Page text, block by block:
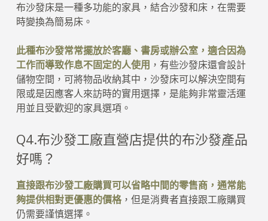
布沙發床是一種多功能的家具，結合沙發和床，在需要
時變換為簡易床。
此種布沙發常常擺放於客廳、書房或辦公室，適合因為
工作而導致作息不固定的人使用 ，有些沙發床還會設計
儲物空間，可將物品收納其中，沙發床可以解決空間有
限或是因應客人來訪時的實用選擇，是能夠非常靈活運
用並且受歡迎的家具選項。
Q4.布沙發工廠直營店提供的布沙發產品
好嗎？
直接跟布沙發工廠購買可以省略中間的零售商，通常能
夠提供相對更優惠的價格，但是消費者直接跟工廠購買
仍需要謹慎選擇。